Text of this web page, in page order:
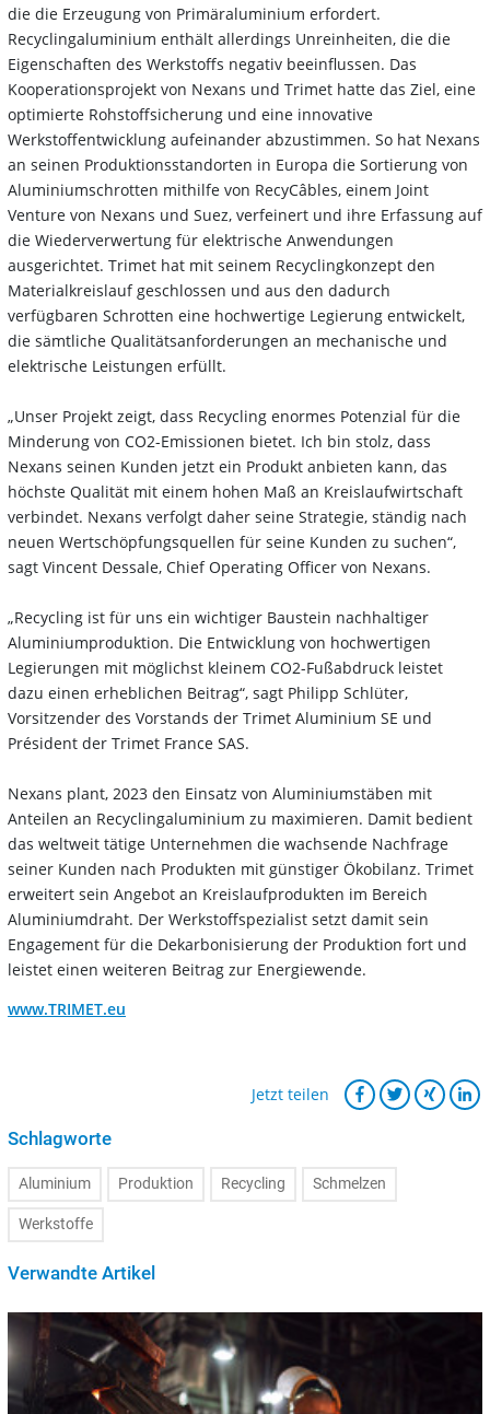
die die Erzeugung von Primäraluminium erfordert.
Recyclingaluminium enthält allerdings Unreinheiten, die die
Eigenschaften des Werkstoffs negativ beeinflussen. Das
Kooperationsprojekt von Nexans und Trimet hatte das Ziel, eine
optimierte Rohstoffsicherung und eine innovative
Werkstoffentwicklung aufeinander abzustimmen. So hat Nexans
an seinen Produktionsstandorten in Europa die Sortierung von
Aluminiumschrotten mithilfe von RecyCâbles, einem Joint
Venture von Nexans und Suez, verfeinert und ihre Erfassung auf
die Wiederverwertung für elektrische Anwendungen
ausgerichtet. Trimet hat mit seinem Recyclingkonzept den
Materialkreislauf geschlossen und aus den dadurch
verfügbaren Schrotten eine hochwertige Legierung entwickelt,
die sämtliche Qualitätsanforderungen an mechanische und
elektrische Leistungen erfüllt.
„Unser Projekt zeigt, dass Recycling enormes Potenzial für die
Minderung von CO2-Emissionen bietet. Ich bin stolz, dass
Nexans seinen Kunden jetzt ein Produkt anbieten kann, das
höchste Qualität mit einem hohen Maß an Kreislaufwirtschaft
verbindet. Nexans verfolgt daher seine Strategie, ständig nach
neuen Wertschöpfungsquellen für seine Kunden zu suchen“,
sagt Vincent Dessale, Chief Operating Officer von Nexans.
„Recycling ist für uns ein wichtiger Baustein nachhaltiger
Aluminiumproduktion. Die Entwicklung von hochwertigen
Legierungen mit möglichst kleinem CO2-Fußabdruck leistet
dazu einen erheblichen Beitrag“, sagt Philipp Schlüter,
Vorsitzender des Vorstands der Trimet Aluminium SE und
Président der Trimet France SAS.
Nexans plant, 2023 den Einsatz von Aluminiumstäben mit
Anteilen an Recyclingaluminium zu maximieren. Damit bedient
das weltweit tätige Unternehmen die wachsende Nachfrage
seiner Kunden nach Produkten mit günstiger Ökobilanz. Trimet
erweitert sein Angebot an Kreislaufprodukten im Bereich
Aluminiumdraht. Der Werkstoffspezialist setzt damit sein
Engagement für die Dekarbonisierung der Produktion fort und
leistet einen weiteren Beitrag zur Energiewende.
www.TRIMET.eu
Jetzt teilen
Schlagworte
Aluminium Produktion Recycling Schmelzen
Werkstoffe
Verwandte Artikel